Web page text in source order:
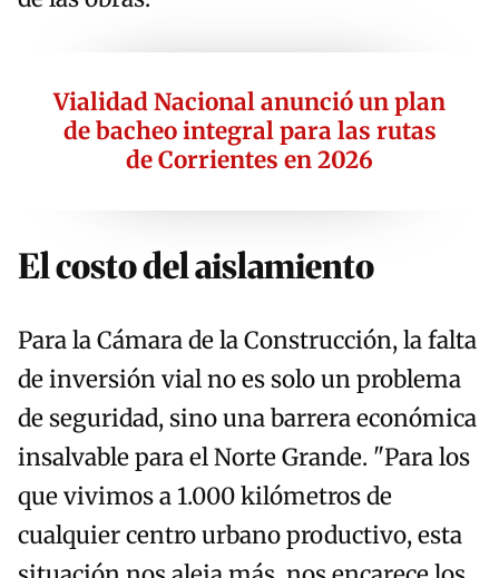
Vialidad Nacional anunció un plan
de bacheo integral para las rutas
de Corrientes en 2026
El costo del aislamiento
Para la Cámara de la Construcción, la falta
de inversión vial no es solo un problema
de seguridad, sino una barrera económica
insalvable para el Norte Grande. "Para los
que vivimos a 1.000 kilómetros de
cualquier centro urbano productivo, esta